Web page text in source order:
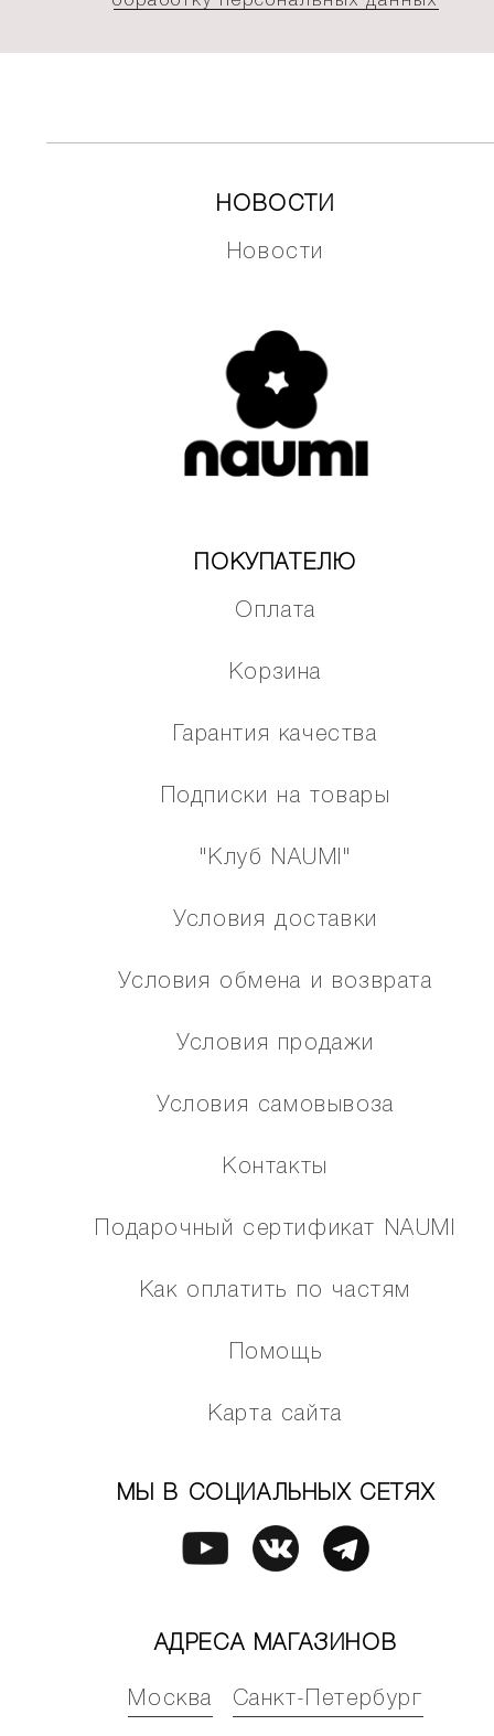
НОВОСТИ
Новости
ПОКУПАТЕЛЮ
Оплата
Корзина
Гарантия качества
Подписки на товары
"Клуб NAUMI"
Условия доставки
Условия обмена и возврата
Условия продажи
Условия самовывоза
Контакты
Подарочный сертификат NAUMI
Как оплатить по частям
Помощь
Карта сайта
МЫ В СОЦИАЛЬНЫХ СЕТЯХ
АДРЕСА МАГАЗИНОВ
Москва Санкт-Петербург